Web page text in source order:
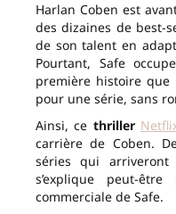
Harlan Coben est
des dizaines de best-
de son talent en
Pourtant, Safe
première histoire que
pour une série, sans
Ainsi, ce thriller
carrière de Coben.
séries qui arriveront
s’explique peut-
commerciale de Safe.